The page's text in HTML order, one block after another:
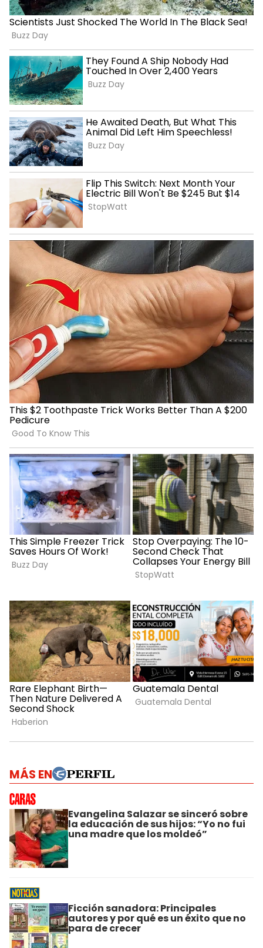
MÁS EN
Evangelina Salazar se sinceró sobre
la educación de sus hijos: “Yo no fui
una madre que los moldeó”
Ficción sanadora: Principales
autores y por qué es un éxito que no
para de crecer